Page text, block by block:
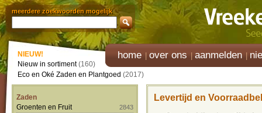
meerdere zoekwoorden mogelijk
home over ons aanmelden
NIEUW!
Nieuw in sortiment(160)
Eco en Oké Zaden en Plantgoed (2017)
Zaden
Groenten en Fruit
2843
Levertijd en